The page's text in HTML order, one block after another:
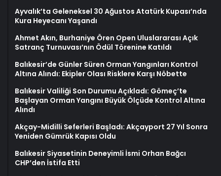
Ayvalık’ta Geleneksel 30 Ağustos Atatürk Kupası’nda
Kura Heyecanı Yaşandı
Ahmet Akın, Burhaniye Ören Open Uluslararası Açık
Satranç Turnuvası’nın Ödül Törenine Katıldı
Balıkesir’de Günler Süren Orman Yangınları Kontrol
Altına Alındı: Ekipler Olası Risklere Karşı Nöbette
Balıkesir Valiliği Son Durumu Açıkladı: Gömeç’te
Başlayan Orman Yangını Büyük Ölçüde Kontrol Altına
Alındı
Akçay-Midilli Seferleri Başladı: Akçayport 27 Yıl Sonra
Yeniden Gümrük Kapısı Oldu
Balıkesir Siyasetinin Deneyimli İsmi Orhan Bağcı
CHP’den İstifa Etti